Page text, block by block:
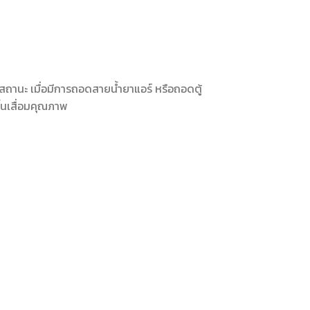
านะ เมื่อมีการถอดสายน้ำยาแอร์ หรือถอดตู้
นเสื่อมคุณภาพ